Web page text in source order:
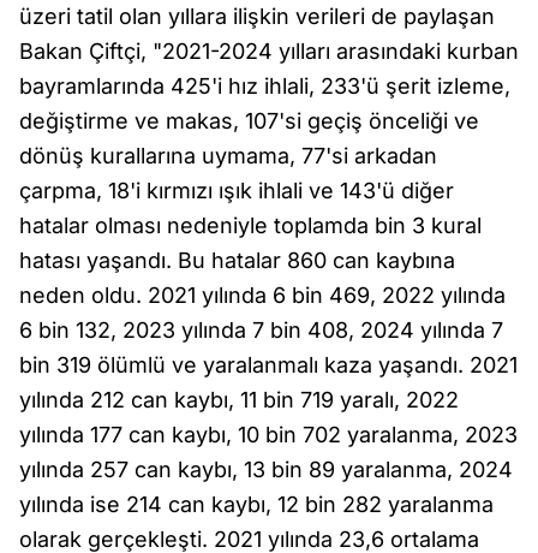
üzeri tatil olan yıllara ilişkin verileri de paylaşan
Bakan Çiftçi, "2021-2024 yılları arasındaki kurban
bayramlarında 425'i hız ihlali, 233'ü şerit izleme,
değiştirme ve makas, 107'si geçiş önceliği ve
dönüş kurallarına uymama, 77'si arkadan
çarpma, 18'i kırmızı ışık ihlali ve 143'ü diğer
hatalar olması nedeniyle toplamda bin 3 kural
hatası yaşandı. Bu hatalar 860 can kaybına
neden oldu. 2021 yılında 6 bin 469, 2022 yılında
6 bin 132, 2023 yılında 7 bin 408, 2024 yılında 7
bin 319 ölümlü ve yaralanmalı kaza yaşandı. 2021
yılında 212 can kaybı, 11 bin 719 yaralı, 2022
yılında 177 can kaybı, 10 bin 702 yaralanma, 2023
yılında 257 can kaybı, 13 bin 89 yaralanma, 2024
yılında ise 214 can kaybı, 12 bin 282 yaralanma
olarak gerçekleşti. 2021 yılında 23,6 ortalama